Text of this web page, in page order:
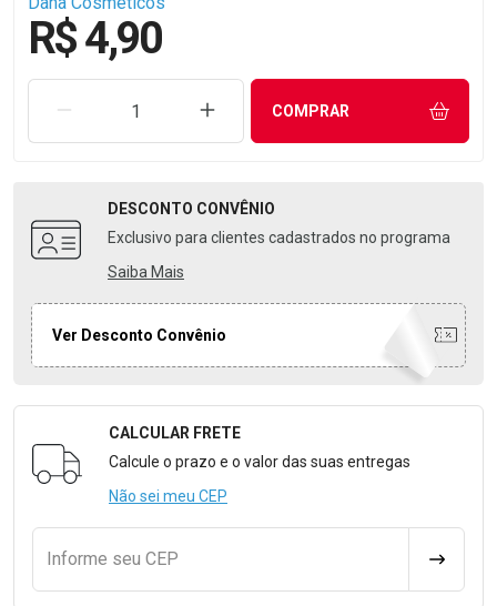
R$ 4,90
REMOVER UMA UNIDADEAUMENTAR UMA UNIDADE
COMPRAR
DESCONTO CONVÊNIO
Exclusivo para clientes cadastrados no programa
Saiba Mais
Ver Desconto Convênio
Formulário para Calcular o Frete
CALCULAR FRETE
Calcule o prazo e o valor das suas entregas
Não sei meu CEP
Informe seu CEP